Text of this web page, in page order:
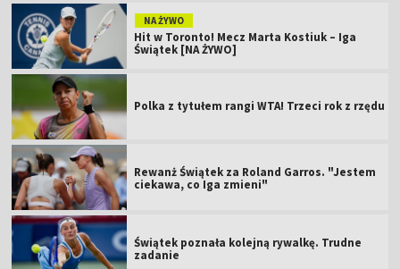
NA ŻYWO
Hit w Toronto! Mecz Marta Kostiuk – Iga
Świątek [NA ŻYWO]
Polka z tytułem rangi WTA! Trzeci rok z rzędu
Rewanż Świątek za Roland Garros. "Jestem
ciekawa, co Iga zmieni"
Świątek poznała kolejną rywalkę. Trudne
zadanie